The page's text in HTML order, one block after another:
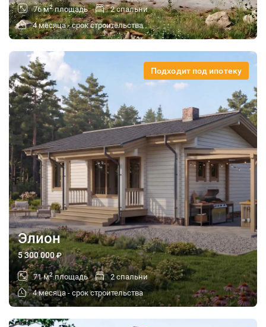
76 м2площадь
2 спальни
4 месяца - срок строительства
Подходит под ипотеку
Элион
5 300 000₽
71 м2площадь
2 спальни
4 месяца - срок строительства